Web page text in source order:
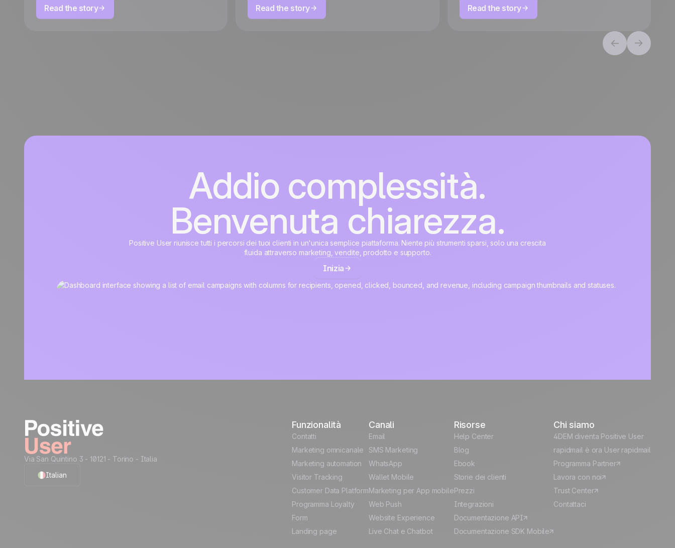
Read the story Read the story Read the story
Addio complessità.
Benvenuta chiarezza.
Positive User riunisce tutti i percorsi dei tuoi clienti in un'unica semplice piattaforma. Niente più strumenti sparsi, solo una crescita
fluida attraverso marketing, vendite, prodotto e supporto.
Inizia
Via San Quintino 3 - 10121 - Torino - Italia
Italian
Funzionalità
Contatti
Marketing omnicanale
Marketing automation
Visitor Tracking
Customer Data Platform
Programma Loyalty
Form
Landing page
Canali
Email
SMS Marketing
WhatsApp
Wallet Mobile
Marketing per App mobile
Web Push
Website Experience
Live Chat e Chatbot
Risorse
Help Center
Blog
Ebook
Storie dei clienti
Prezzi
Integrazioni
Documentazione API
Documentazione SDK Mobile
Chi siamo
4DEM diventa Positive User
rapidmail è ora User rapidmail
Programma Partner
Lavora con noi
Trust Center
Contattaci